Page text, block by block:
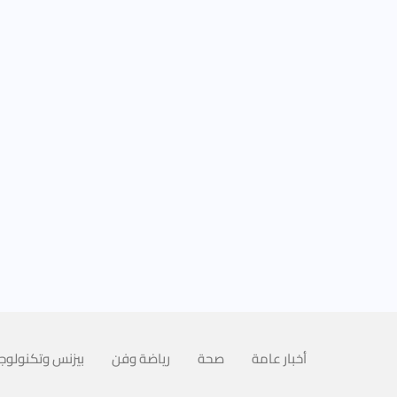
أخبار عامة صحة رياضة وفن بيزنس